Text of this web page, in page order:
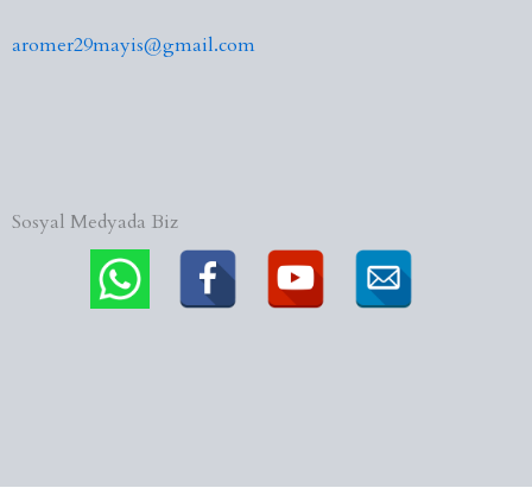
aromer29mayis@gmail.com
Sosyal Medyada Biz